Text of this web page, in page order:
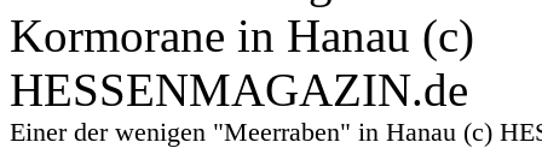
Einer der wenigen "Meerraben" in Hanau (c)